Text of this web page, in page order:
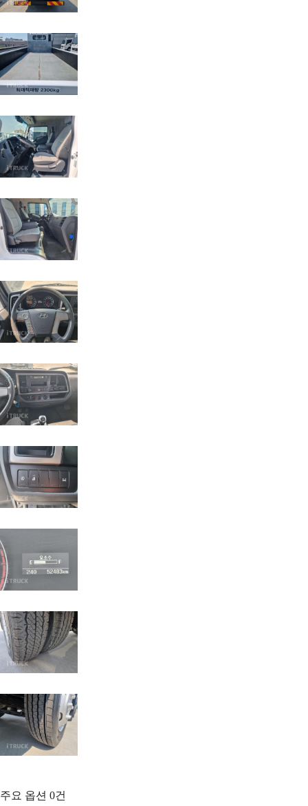
주요 옵션 0건